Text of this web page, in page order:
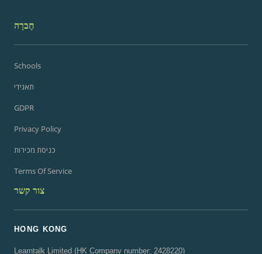
חֶברָה
Schools
תאגידי
GDPR
Privacy Policy
כניסת מכירות
Terms Of Service
צור קשר
HONG KONG
Learntalk Limited (HK Company number: 2428220)